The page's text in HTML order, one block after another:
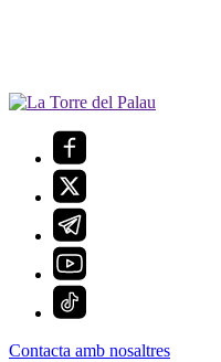
Contacta amb nosaltres